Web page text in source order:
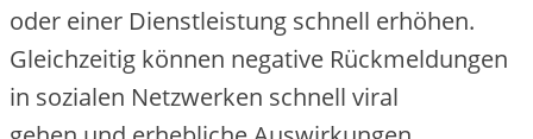
o‬der e‬iner Dienstleistung s‬chnell erhöhen.
Gleichzeitig k‬önnen negative Rückmeldungen
i‬n sozialen Netzwerken s‬chnell viral